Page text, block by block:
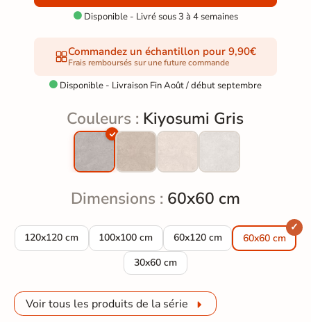
Disponible - Livré sous 3 à 4 semaines
Commandez un échantillon pour 9,90€
Frais remboursés sur une future commande
 Disponible - Livraison Fin Août / début septembre
Couleurs : Kiyosumi Gris
Dimensions : 60x60 cm
120x120 cm
Carrelage sol effet pierre Kiyosumi Gris 120x120 cm
100x100 cm
Carrelage sol effet pierre Kiyosumi Gris
60x120 cm
Carrelage sol effet pierre
60x60 cm
30x60 cm
Carrelage sol effet pierre Kiyosumi
Voir tous les produits de la série